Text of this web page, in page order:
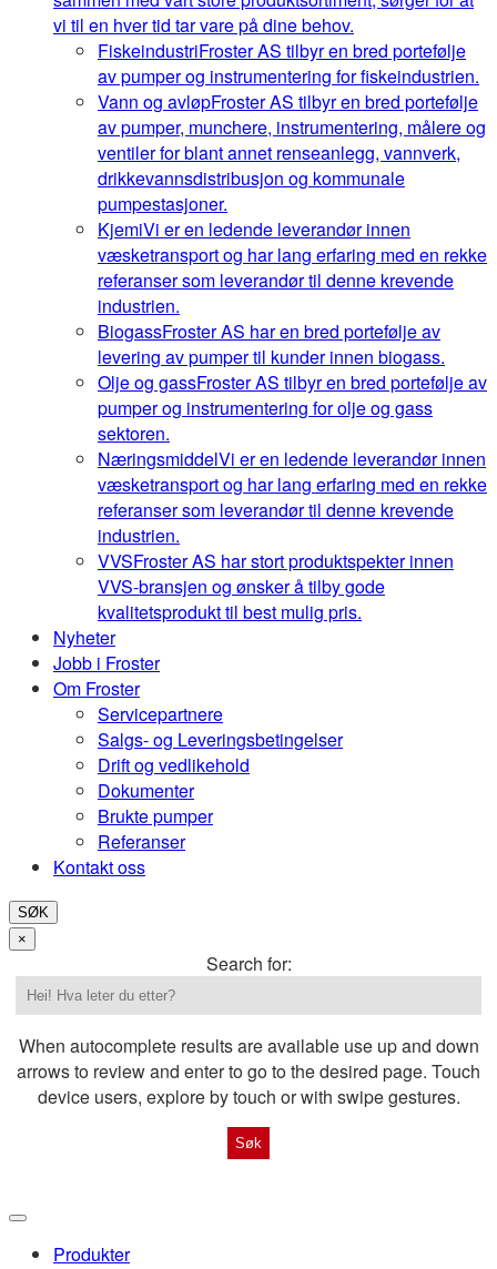
vi til en hver tid tar vare på dine behov.
FiskeindustriFroster AS tilbyr en bred portefølje
av pumper og instrumentering for fiskeindustrien.
Vann og avløpFroster AS tilbyr en bred portefølje
av pumper, munchere, instrumentering, målere og
ventiler for blant annet renseanlegg, vannverk,
drikkevannsdistribusjon og kommunale
pumpestasjoner.
KjemiVi er en ledende leverandør innen
væsketransport og har lang erfaring med en rekke
referanser som leverandør til denne krevende
industrien.
BiogassFroster AS har en bred portefølje av
levering av pumper til kunder innen biogass.
Olje og gassFroster AS tilbyr en bred portefølje av
pumper og instrumentering for olje og gass
sektoren.
NæringsmiddelVi er en ledende leverandør innen
væsketransport og har lang erfaring med en rekke
referanser som leverandør til denne krevende
industrien.
VVSFroster AS har stort produktspekter innen
VVS-bransjen og ønsker å tilby gode
kvalitetsprodukt til best mulig pris.
Nyheter
Jobb i Froster
Om Froster
Servicepartnere
Salgs- og Leveringsbetingelser
Drift og vedlikehold
Dokumenter
Brukte pumper
Referanser
Kontakt oss
SØK
×
Search for:
When autocomplete results are available use up and down
arrows to review and enter to go to the desired page. Touch
device users, explore by touch or with swipe gestures.
Produkter